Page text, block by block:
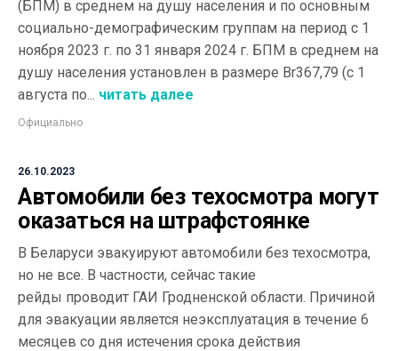
(БПМ) в среднем на душу населения и по основным
социально-демографическим группам на период с 1
ноября 2023 г. по 31 января 2024 г. БПМ в среднем на
душу населения установлен в размере Br367,79 (с 1
августа по... читать далее
Официально
26.10.2023
Автомобили без техосмотра могут
оказаться на штрафстоянке
В Беларуси эвакуируют автомобили без техосмотра,
но не все. В частности, сейчас такие
рейды проводит ГАИ Гродненской области. Причиной
для эвакуации является неэксплуатация в течение 6
месяцев со дня истечения срока действия